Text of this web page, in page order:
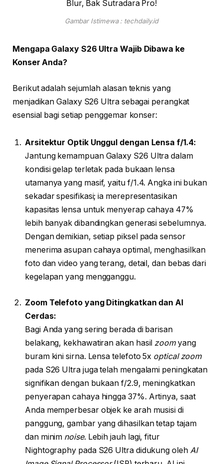
Gambar Istimewa : techdaily.id
Mengapa Galaxy S26 Ultra Wajib Dibawa ke
Konser Anda?
Berikut adalah sejumlah alasan teknis yang
menjadikan Galaxy S26 Ultra sebagai perangkat
esensial bagi setiap penggemar konser:
Arsitektur Optik Unggul dengan Lensa f/1.4:
Jantung kemampuan Galaxy S26 Ultra dalam
kondisi gelap terletak pada bukaan lensa
utamanya yang masif, yaitu f/1.4. Angka ini bukan
sekadar spesifikasi; ia merepresentasikan
kapasitas lensa untuk menyerap cahaya 47%
lebih banyak dibandingkan generasi sebelumnya.
Dengan demikian, setiap piksel pada sensor
menerima asupan cahaya optimal, menghasilkan
foto dan video yang terang, detail, dan bebas dari
kegelapan yang mengganggu.
Zoom Telefoto yang Ditingkatkan dan AI
Cerdas:
Bagi Anda yang sering berada di barisan
belakang, kekhawatiran akan hasil zoomyang
buram kini sirna. Lensa telefoto 5x optical zoom
pada S26 Ultra juga telah mengalami peningkatan
signifikan dengan bukaan f/2.9, meningkatkan
penyerapan cahaya hingga 37%. Artinya, saat
Anda memperbesar objek ke arah musisi di
panggung, gambar yang dihasilkan tetap tajam
dan minim noise. Lebih jauh lagi, fitur
Nightography pada S26 Ultra didukung oleh AI